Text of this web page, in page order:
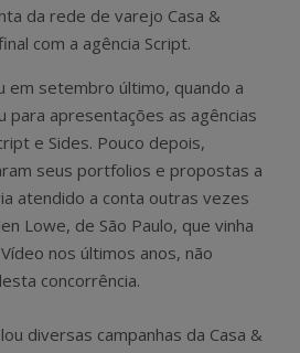
da rede de varejo Casa &
com a agência Script.
em setembro último, quando a
para apresentações as agências
e Sides. Pouco depois,
seus portfolios e propostas a
atendido a conta outras vezes
Lowe, de São Paulo, que vinha
nos últimos anos, não
concorrência.